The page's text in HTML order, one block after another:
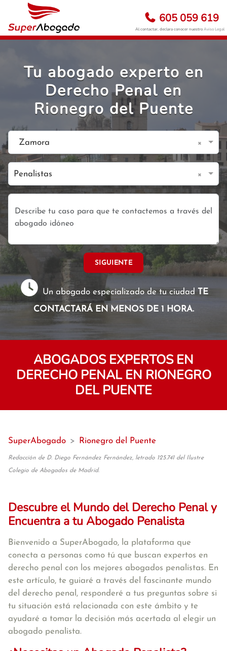
605 059 619
Al contactar, declara conocer nuestroAviso Legal
Tu abogado experto en
Derecho Penal en
Rionegro del Puente
Zamora ×
Penalistas ×
SIGUIENTE
Un abogado especializado de tu ciudadTE
CONTACTARÁ EN MENOS DE 1 HORA.
ABOGADOS EXPERTOS EN
DERECHO PENAL EN RIONEGRO
DEL PUENTE
SuperAbogado > Rionegro del Puente
Redacción de D. Diego Fernández Fernández, letrado 125.741 del Ilustre
Colegio de Abogados de Madrid.
Descubre el Mundo del Derecho Penal y
Encuentra a tu Abogado Penalista
Bienvenido a SuperAbogado, la plataforma que
conecta a personas como tú que buscan expertos en
derecho penal con los mejores abogados penalistas. En
este artículo, te guiaré a través del fascinante mundo
del derecho penal, responderé a tus preguntas sobre si
tu situación está relacionada con este ámbito y te
ayudaré a tomar la decisión más acertada al elegir un
abogado penalista.